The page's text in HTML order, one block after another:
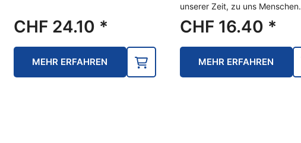
CHF 24.10 *
MEHR ERFAHREN
unserer Zeit, zu uns Menschen.
CHF 16.40 *
MEHR ERFAHREN